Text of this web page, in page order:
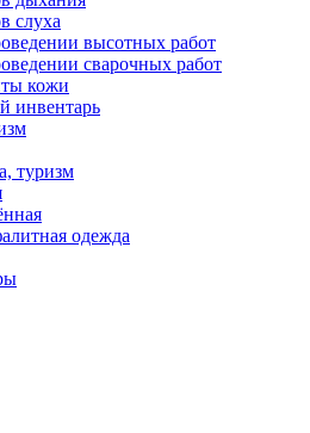
слуха
высотных работ
сварочных работ
кожи
инвентарь
туризм
одежда